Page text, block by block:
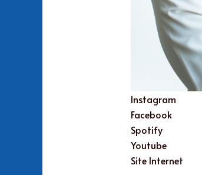
Instagram
Facebook
Spotify
Youtube
Site Internet